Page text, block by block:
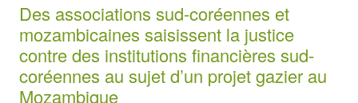
Des associations sud-coréennes et
mozambicaines saisissent la justice
contre des institutions financières sud-
coréennes au sujet d’un projet gazier au
Mozambique